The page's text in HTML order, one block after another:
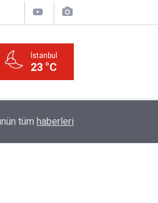
İstanbul
23 °C
mi ki insan için, kendi çalıştığından
tüm haberleri